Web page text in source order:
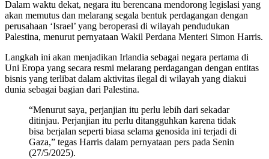
Dalam waktu dekat, negara itu berencana mendorong legislasi yang
akan memutus dan melarang segala bentuk perdagangan dengan
perusahaan ‘Israel’ yang beroperasi di wilayah pendudukan
Palestina, menurut pernyataan Wakil Perdana Menteri Simon Harris.
Langkah ini akan menjadikan Irlandia sebagai negara pertama di
Uni Eropa yang secara resmi melarang perdagangan dengan entitas
bisnis yang terlibat dalam aktivitas ilegal di wilayah yang diakui
dunia sebagai bagian dari Palestina.
“Menurut saya, perjanjian itu perlu lebih dari sekadar
ditinjau. Perjanjian itu perlu ditangguhkan karena tidak
bisa berjalan seperti biasa selama genosida ini terjadi di
Gaza,” tegas Harris dalam pernyataan pers pada Senin
(27/5/2025).